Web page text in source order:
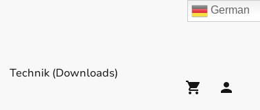
Technik (Downloads)
German